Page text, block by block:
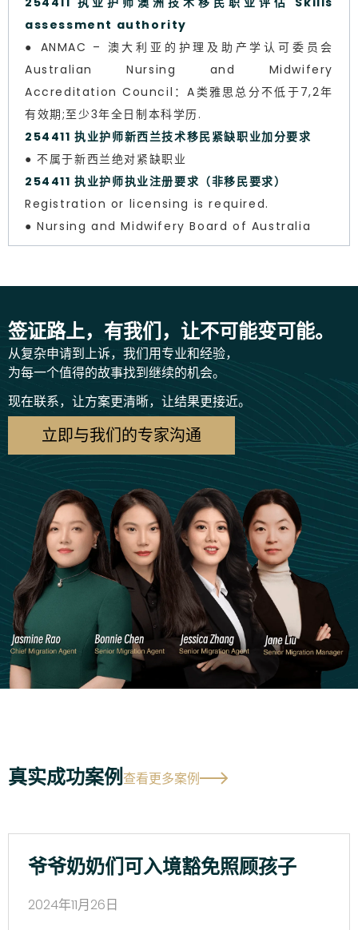
assessment authority
● ANMAC – 澳大利亚的护理及助产学认可委员会
Australian Nursing and Midwifery
Accreditation Council：A类雅思总分不低于7,2年
有效期;至少3年全日制本科学历.
254411 执业护师新西兰技术移民紧缺职业加分要求
● 不属于新西兰绝对紧缺职业
254411 执业护师执业注册要求（非移民要求）
Registration or licensing is required.
● Nursing and Midwifery Board of Australia
签证路上，有我们，让不可能变可能。
从复杂申请到上诉，我们用专业和经验，
为每一个值得的故事找到继续的机会。
现在联系，让方案更清晰，让结果更接近。
立即与我们的专家沟通
真实成功案例查看更多案例
爷爷奶奶们可入境豁免照顾孩子
2024年11月26日